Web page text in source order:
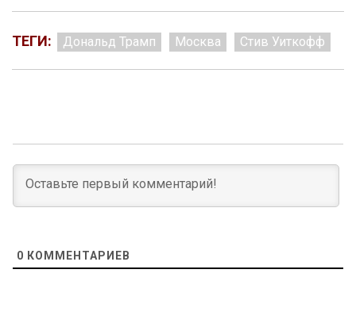
ТЕГИ: Дональд Трамп Москва Стив Уиткофф
0 КОММЕНТАРИЕВ